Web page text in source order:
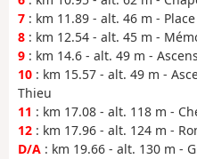
7 : km 11.89 - alt. 46 m -
8 : km 12.54 - alt. 45 m -
9 : km 14.6 - alt. 49 m -
10 : km 15.57 - alt. 49 m -
Thieu
11 : km 17.08 - alt. 118 m -
12 : km 17.96 - alt. 124 m -
D/A : km 19.66 - alt. 130 m -